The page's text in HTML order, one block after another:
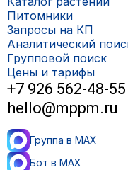
Питомники
Запросы на КП
Аналитический
Групповой поиск
Цены и тарифы
+7 926 562-48-55
hello@mppm.ru
Группа в MAX
Бот в MAX